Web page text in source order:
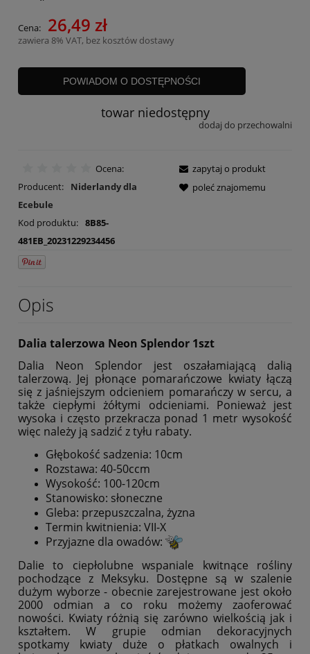
Cena: 26,49 zł
zawiera 8% VAT, bez kosztów dostawy
POWIADOM O DOSTĘPNOŚCI
towar niedostępny
dodaj do przechowalni
Ocena:
Producent:
Niderlandy dla
Ecebule
Kod produktu: 8B85-
481EB_20231229234456
zapytaj o produkt
poleć znajomemu
Opis
Dalia talerzowa Neon Splendor 1szt
Dalia Neon Splendor jest oszałamiającą dalią
talerzową. Jej płonące pomarańczowe kwiaty łączą
się z jaśniejszym odcieniem pomarańczy w sercu, a
także ciepłymi żółtymi odcieniami. Ponieważ jest
wysoka i często przekracza ponad 1 metr wysokość
więc należy ją sadzić z tyłu rabaty.
Głębokość sadzenia: 10cm
Rozstawa: 40-50ccm
Wysokość: 100-120cm
Stanowisko: słoneczne
Gleba: przepuszczalna, żyzna
Termin kwitnienia: VII-X
Przyjazne dla owadów:
Dalie to ciepłolubne wspaniale kwitnące rośliny
pochodzące z Meksyku. Dostępne są w szalenie
dużym wyborze - obecnie zarejestrowane jest około
2000 odmian a co roku możemy zaoferować
nowości. Kwiaty różnią się zarówno wielkością jak i
kształtem. W grupie odmian dekoracyjnych
spotkamy kwiaty duże o płatkach owalnych i